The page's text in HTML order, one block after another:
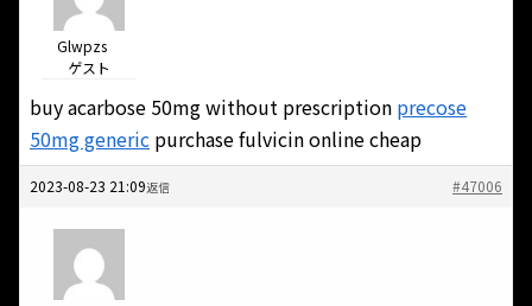
Glwpzs
ゲスト
buy acarbose 50mg without prescription precose
50mg generic purchase fulvicin online cheap
2023-08-23 21:09 #47006
返信